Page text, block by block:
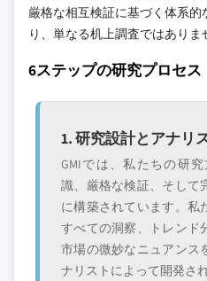
厳格な相互検証に基づく体系
り、単なる机上調査ではありま
6ステップの研究プロセス
1. 研究設計とアナリ
GMIでは、私たちの研
識、厳格な検証、そして
に構築されています。私
すべての洞察、トレンド
市場の微妙なニュアンス
ナリストによって開発さ